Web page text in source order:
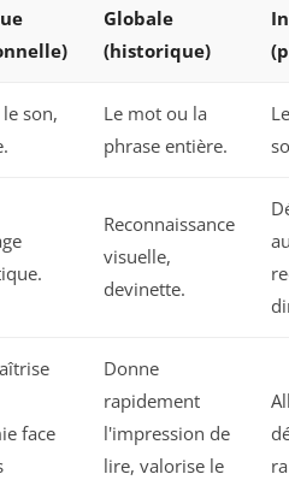
Globale
(historique)
son,
Le mot ou la
phrase entière.
Reconnaissance
visuelle,
devinette.
face
Donne
rapidement
l'impression de
lire, valorise le